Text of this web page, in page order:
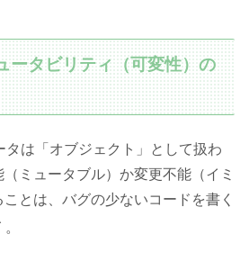
ータビリティ（可変性）の
タは「オブジェクト」として扱わ
ミュータブル）か変更不能（イミ
とは、バグの少ないコードを書く
` 。